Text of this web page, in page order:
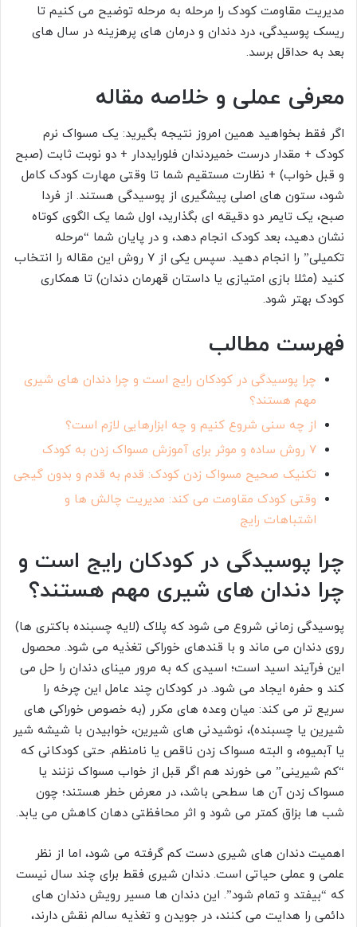
مدیریت مقاومت کودک را مرحله به مرحله توضیح می کنیم تا
ریسک پوسیدگی، درد دندان و درمان های پرهزینه در سال های
بعد به حداقل برسد.
معرفی عملی و خلاصه مقاله
اگر فقط بخواهید همین امروز نتیجه بگیرید: یک مسواک نرم
کودک + مقدار درست خمیردندان فلورایددار + دو نوبت ثابت (صبح
و قبل خواب) + نظارت مستقیم شما تا وقتی مهارت کودک کامل
شود، ستون های اصلی پیشگیری از پوسیدگی هستند. از فردا
صبح، یک تایمر دو دقیقه ای بگذارید، اول شما یک الگوی کوتاه
نشان دهید، بعد کودک انجام دهد، و در پایان شما “مرحله
تکمیلی” را انجام دهید. سپس یکی از ۷ روش این مقاله را انتخاب
کنید (مثلا بازی امتیازی یا داستان قهرمان دندان) تا همکاری
کودک بهتر شود.
فهرست مطالب
چرا پوسیدگی در کودکان رایج است و چرا دندان های شیری
مهم هستند؟
از چه سنی شروع کنیم و چه ابزارهایی لازم است؟
۷ روش ساده و موثر برای آموزش مسواک زدن به کودک
تکنیک صحیح مسواک زدن کودک: قدم به قدم و بدون گیجی
وقتی کودک مقاومت می کند: مدیریت چالش ها و
اشتباهات رایج
چرا پوسیدگی در کودکان رایج است و
چرا دندان های شیری مهم هستند؟
پوسیدگی زمانی شروع می شود که پلاک (لایه چسبنده باکتری ها)
روی دندان می ماند و با قندهای خوراکی تغذیه می شود. محصول
این فرآیند اسید است؛ اسیدی که به مرور مینای دندان را حل می
کند و حفره ایجاد می شود. در کودکان چند عامل این چرخه را
سریع تر می کند: میان وعده های مکرر (به خصوص خوراکی های
شیرین یا چسبنده)، نوشیدنی های شیرین، خوابیدن با شیشه شیر
یا آبمیوه، و البته مسواک زدن ناقص یا نامنظم. حتی کودکانی که
“کم شیرینی” می خورند هم اگر قبل از خواب مسواک نزنند یا
مسواک زدن آن ها سطحی باشد، در معرض خطر هستند؛ چون
شب ها بزاق کمتر می شود و اثر محافظتی دهان کاهش می یابد.
اهمیت دندان های شیری دست کم گرفته می شود، اما از نظر
علمی و عملی حیاتی است. دندان شیری فقط برای چند سال نیست
که “بیفتد و تمام شود”. این دندان ها مسیر رویش دندان های
دائمی را هدایت می کنند، در جویدن و تغذیه سالم نقش دارند،